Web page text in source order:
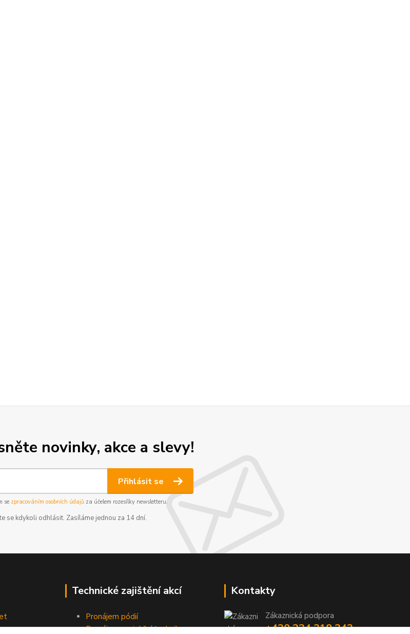
novinky, akce a slevy!
Přihlásit se
se zpracováním osobních údajůza účelem rozesílky newsletteru.
se kdykoli odhlásit. Zasíláme jednou za 14 dní.
Technické zajištění akcí
Pronájem pódií
Pronájem projekční techniky
Kontakty
Zákaznická podpora
+420 224 318 342